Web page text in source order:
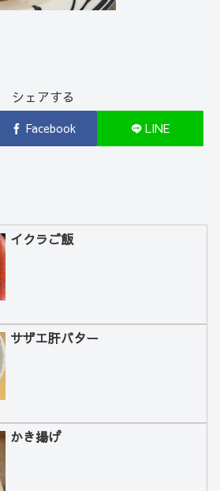
シェアする
Facebook LINE
イクラご飯
サザエ肝バター
かき揚げ